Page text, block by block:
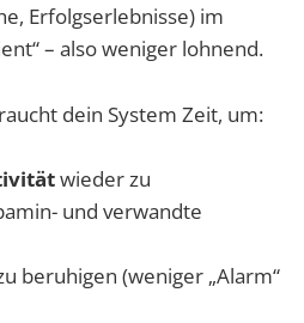
Erfolgserlebnisse) im
– also weniger lohnend.
dein System Zeit, um:
wieder zu
und verwandte
beruhigen (weniger „Alarm“